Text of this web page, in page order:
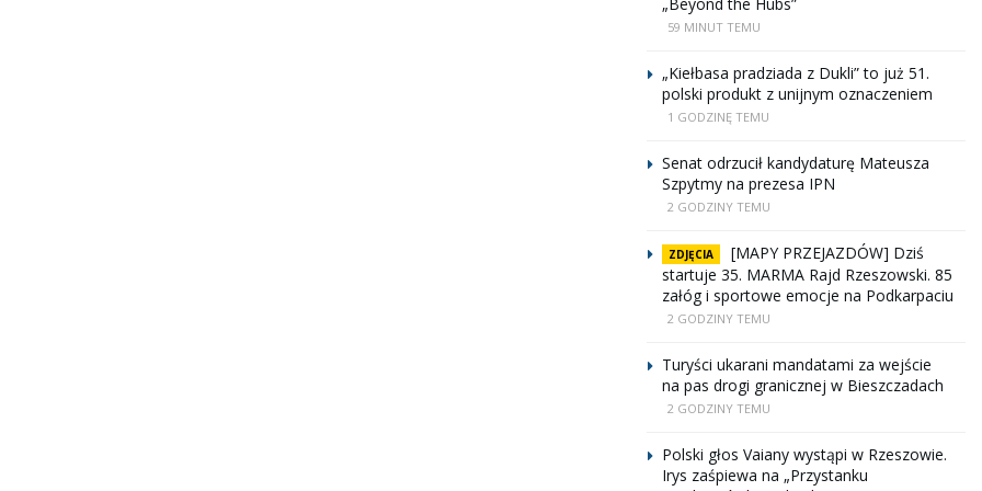
59 MINUT TEMU
„Kiełbasa pradziada z Dukli” to już 51.
polski produkt z unijnym oznaczeniem
1 GODZINĘ TEMU
Senat odrzucił kandydaturę Mateusza
Szpytmy na prezesa IPN
2 GODZINY TEMU
ZDJĘCIA
[MAPY PRZEJAZDÓW] Dziś
startuje 35. MARMA Rajd Rzeszowski. 85
załóg i sportowe emocje na Podkarpaciu
2 GODZINY TEMU
Turyści ukarani mandatami za wejście
na pas drogi granicznej w Bieszczadach
2 GODZINY TEMU
Polski głos Vaiany wystąpi w Rzeszowie.
Irys zaśpiewa na „Przystanku